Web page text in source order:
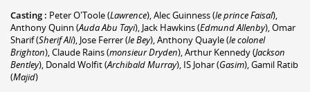
Casting : Peter O'Toole(Lawrence),Alec Guinness(le prince Faisal),
Anthony Quinn (Auda Abu Tayi), Jack Hawkins(Edmund Allenby),Omar
Sharif(Sherif Ali), Jose Ferrer(le Bey),Anthony Quayle(le colonel
Brighton),Claude Rains(monsieur Dryden),Arthur Kennedy(Jackson
Bentley), Donald Wolfit(Archibald Murray), IS Johar(Gasim),Gamil Ratib
(Majid)